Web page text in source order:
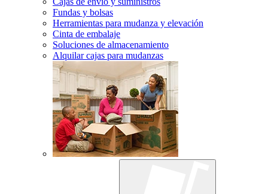
Fundas y bolsas
Herramientas para mudanza y elevación
Cinta de embalaje
Soluciones de almacenamiento
Alquilar cajas para mudanzas